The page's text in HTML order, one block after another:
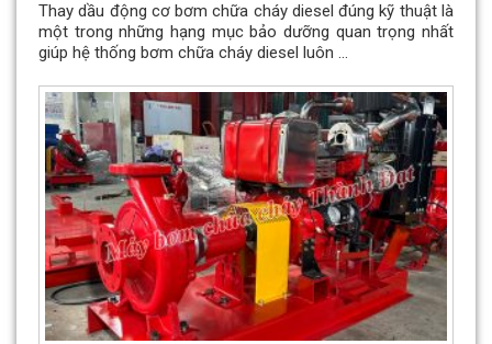
Thay dầu động cơ bơm chữa cháy diesel đúng kỹ thuật là
một trong những hạng mục bảo dưỡng quan trọng nhất
giúp hệ thống bơm chữa cháy diesel luôn ...